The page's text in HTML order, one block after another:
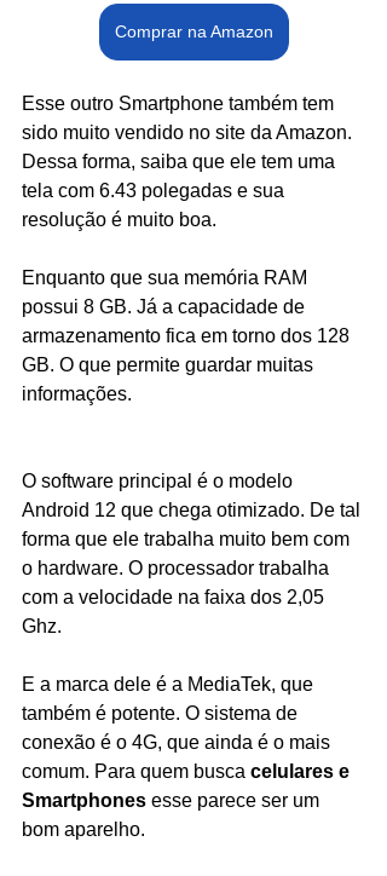
Comprar na Amazon
Esse outro Smartphone também tem
sido muito vendido no site da Amazon.
Dessa forma, saiba que ele tem uma
tela com 6.43 polegadas e sua
resolução é muito boa.
Enquanto que sua memória RAM
possui 8 GB. Já a capacidade de
armazenamento fica em torno dos 128
GB. O que permite guardar muitas
informações.
O software principal é o modelo
Android 12 que chega otimizado. De tal
forma que ele trabalha muito bem com
o hardware. O processador trabalha
com a velocidade na faixa dos 2,05
Ghz.
E a marca dele é a MediaTek, que
também é potente. O sistema de
conexão é o 4G, que ainda é o mais
comum. Para quem busca celulares e
Smartphones esse parece ser um
bom aparelho.